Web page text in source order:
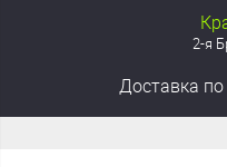
2-я
Доставка